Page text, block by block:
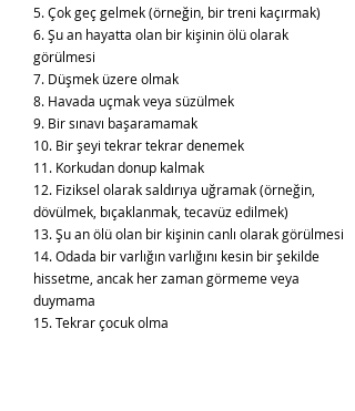
5. Çok geç gelmek (örneğin, bir treni kaçırmak)
6. Şu an hayatta olan bir kişinin ölü olarak
görülmesi
7. Düşmek üzere olmak
8. Havada uçmak veya süzülmek
9. Bir sınavı başaramamak
10. Bir şeyi tekrar tekrar denemek
11. Korkudan donup kalmak
12. Fiziksel olarak saldırıya uğramak (örneğin,
dövülmek, bıçaklanmak, tecavüz edilmek)
13. Şu an ölü olan bir kişinin canlı olarak görülmesi
14. Odada bir varlığın varlığını kesin bir şekilde
hissetme, ancak her zaman görmeme veya
duymama
15. Tekrar çocuk olma